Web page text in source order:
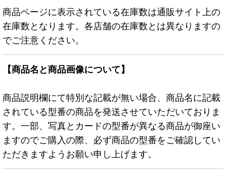
商品ページに表示されている在庫数は通販サイト上の
在庫数となります。各店舗の在庫数とは異なりますの
でご注意ください。
【商品名と商品画像について】
商品説明欄にて特別な記載が無い場合、商品名に記載
されている型番の商品を発送させていただいておりま
す。一部、写真とカードの型番が異なる商品が御座い
ますのでご購入の際、必ず商品の型番をご確認してい
ただきますようお願い申し上げます。